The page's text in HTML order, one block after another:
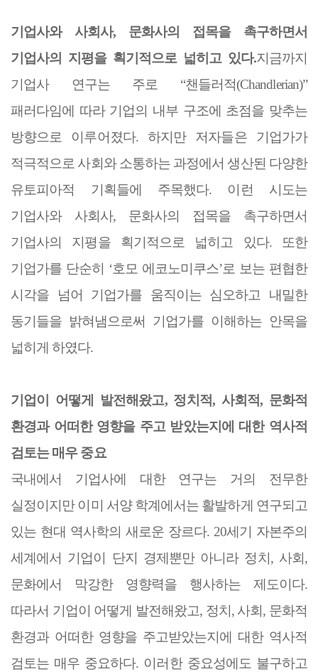
기업사와 사회사, 문화사의 접목을 촉구하면서
기업사의 지평을 획기적으로 넓히고 있다.지금까지
기업사 연구는 주로 “챈들러적(Chandlerian)”
패러다임에 따라 기업의 내부 구조에 초점을 맞추는
방향으로 이루어졌다. 하지만 저자들은 기업가가
적극적으로 사회와 소통하는 과정에서 생산된 다양한
유토피아적 기획들에 주목했다. 이런 시도는
기업사와 사회사, 문화사의 접목을 촉구하면서
기업사의 지평을 획기적으로 넓히고 있다.
또한
기업가를 단순히
‘호모 에코노미쿠스’로 보는 편협한
시각을 넘어 기업가를 움직이는 심오하고 내밀한
동기들을 밝혀냄으로써 기업가를 이해하는 안목을
넓히게 하였다.
기업이 어떻게 발전해왔고, 정치적, 사회적, 문화적
환경과 어떠한 영향을 주고 받았는지에 대한 역사적
검토는 매우 중요
국내에서 기업사에 대한 연구는 거의 전무한
실정이지만 이미 서양 학계에서는 활발하게 연구되고
있는 현대 역사학의 새로운 장르다. 20세기 자본주의
세계에서 기업이 단지 경제뿐만 아니라 정치 , 사회 ,
문화에서 막강한 영향력을 행사하는 제도이다.
따라서 기업이 어떻게 발전해왔고, 정치 , 사회 , 문화적
환경과 어떠한 영향을 주고받았는지에 대한 역사적
검토는 매우 중요하다. 이러한 중요성에도 불구하고